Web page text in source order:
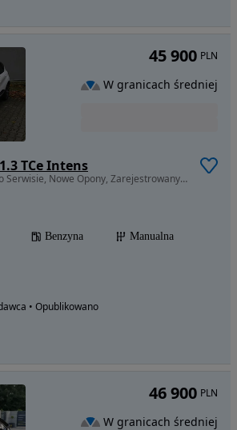
TCe Intens
1332 cm3 • 130 KM • Po Serwisie, Nowe Opony, Zarejestrowany w PL
Benzyna
Manualna
• Opublikowano
45 900 PLN
W granicach średniej
46 900 PLN
W granicach średniej